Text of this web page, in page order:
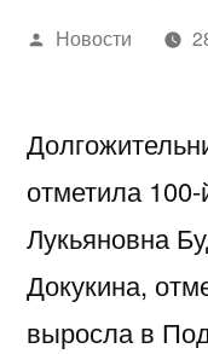
Написано
Новости
отметила
Лукьяновна
Докукина,
выросла в